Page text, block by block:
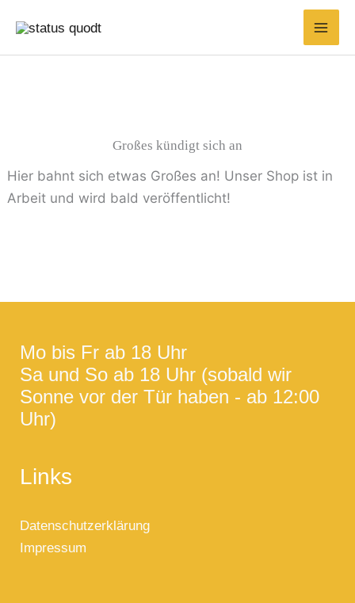
Inhalt
springen
Großes kündigt sich an
Hier bahnt sich etwas Großes an! Unser Shop ist in
Arbeit und wird bald veröffentlicht!
Mo bis Fr ab 18 Uhr
Sa und So ab 18 Uhr (sobald wir
Sonne vor der Tür haben - ab 12:00
Uhr)
Links
Datenschutzerklärung
Impressum
nach:
Preis